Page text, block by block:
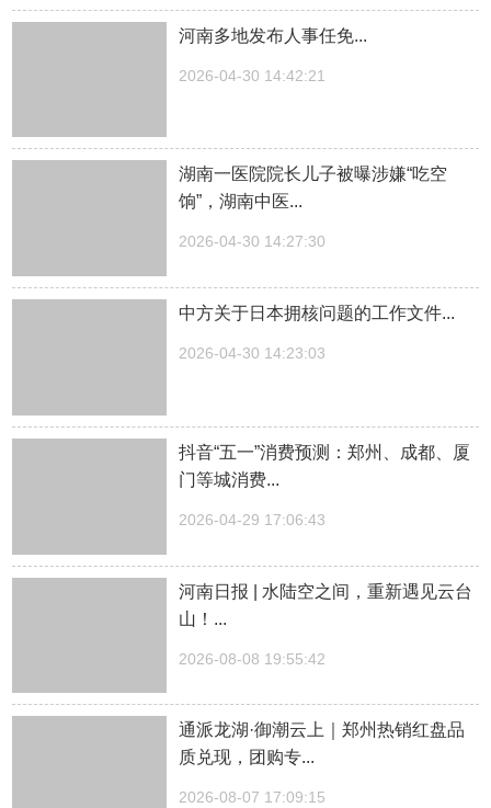
河南多地发布人事任免...
2026-04-30 14:42:21
湖南一医院院长儿子被曝涉嫌“吃空
饷”，湖南中医...
2026-04-30 14:27:30
中方关于日本拥核问题的工作文件...
2026-04-30 14:23:03
抖音“五一”消费预测：郑州、成都、厦
门等城消费...
2026-04-29 17:06:43
河南日报 | 水陆空之间，重新遇见云台
山！...
2026-08-08 19:55:42
通派龙湖·御潮云上｜郑州热销红盘品
质兑现，团购专...
2026-08-07 17:09:15